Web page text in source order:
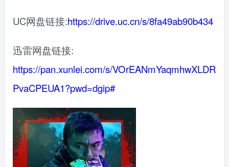
UC网盘链接:https://drive.uc.cn/s/8fa49ab90b434
迅雷网盘链接:
https://pan.xunlei.com/s/VOrEANmYaqmhwXLDR
PvaCPEUA1?pwd=dgip#